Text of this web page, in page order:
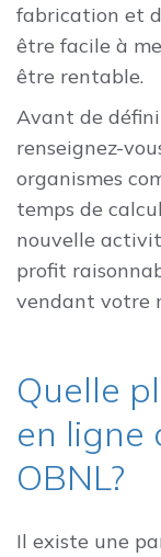
fabrication et
être facile à
être rentable.
Avant de
renseignez-
organismes
temps de
nouvelle
profit
vendant votre
Quelle
en ligne
OBNL?
Il existe une